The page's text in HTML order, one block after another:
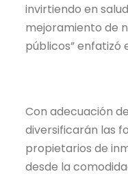
invirtiendo en
mejoramiento de
públicos” enfatizó
Con adecuación
diversificarán las
propietarios de
desde la